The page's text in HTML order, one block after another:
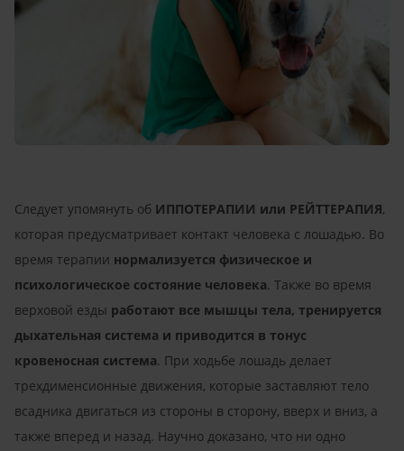
Следует упомянуть об ИППОТЕРАПИИ или РЕЙТТЕРАПИЯ,
которая предусматривает контакт человека с лошадью. Во
время терапии нормализуется физическое и
психологическое состояние человека. Также во время
верховой езды работают все мышцы тела, тренируется
дыхательная система и приводится в тонус
кровеносная система. При ходьбе лошадь делает
трехдименсионные движения, которые заставляют тело
всадника двигаться из стороны в сторону, вверх и вниз, а
также вперед и назад. Научно доказано, что ни одно